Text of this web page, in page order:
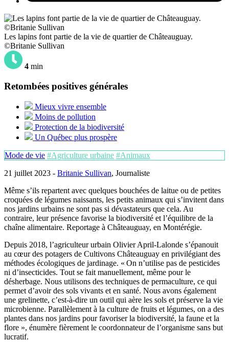
Les lapins font partie de la vie de quartier de Châteauguay.
©Britanie Sullivan
4 min
Retombées positives générales
Mieux vivre ensemble
Moins de pollution
Protection de la biodiversité
Un Québec plus prospère
Mode de vie #Agriculture urbaine #Animaux
21 juillet 2023 - Britanie Sullivan, Journaliste
Même s’ils repartent avec quelques bouchées de laitue ou de petites
croquées de légumes naissants, les petits animaux qui s’invitent dans
nos jardins urbains ne sont pas si dévastateurs que cela. Au
contraire, leur présence favorise la biodiversité et l’équilibre de la
chaîne alimentaire. Reportage à Châteauguay, en Montérégie.
Depuis 2018, l’agriculteur urbain Olivier April-Lalonde s’épanouit
au cœur des potagers de Cultivons Châteauguay en privilégiant des
méthodes écologiques de jardinage. « On n’utilise pas de pesticides
ni d’insecticides. Tout se fait manuellement, même pour le
désherbage. Nous utilisons des techniques de permaculture, ce qui
permet d’avoir des sols vivants et en santé. Nous avons également
une grelinette, c’est-à-dire un outil qui aère les sols et préserve la vie
microbienne. Parallèlement à la culture de fruits et légumes, on a des
plantes dans nos jardins pour favoriser la biodiversité, la faune et la
flore », énumère fièrement le coordonnateur de l’organisme sans but
lucratif.